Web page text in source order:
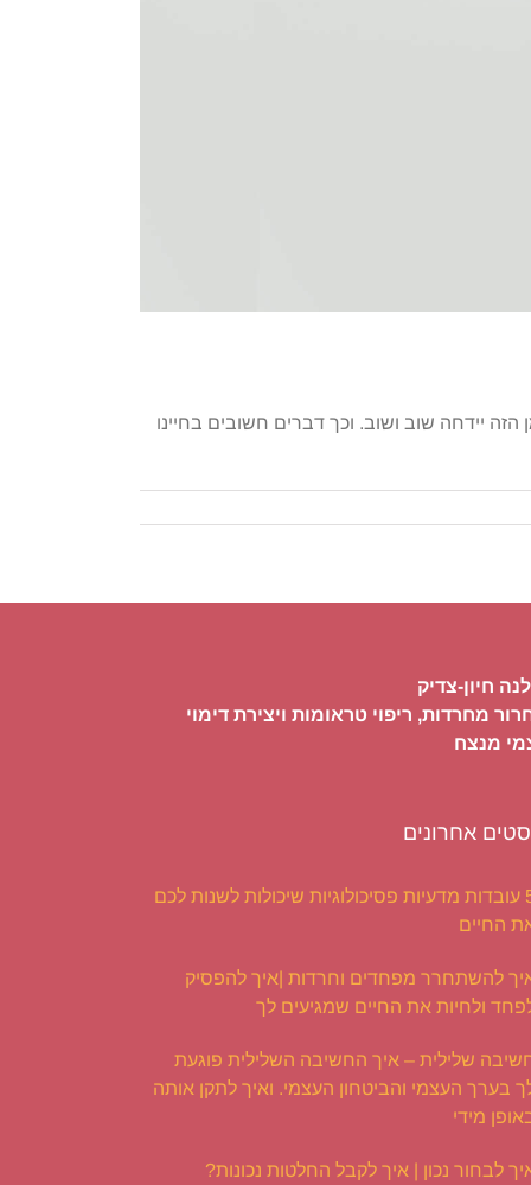
יידחה שוב ושוב. וכך דברים חשובים בחיינו
חיון-צדיק
מחרדות, ריפוי טראומות ויצירת דימוי
מנצח
אחרונים
5 עובדות מדעיות פסיכולוגיות שיכולות לשנות לכם
החיים
להשתחרר מפחדים וחרדות |איך להפסיק
ולחיות את החיים שמגיעים לך
שלילית – איך החשיבה השלילית פוגעת
בערך העצמי והביטחון העצמי. ואיך לתקן אותה
מידי
לבחור נכון | איך לקבל החלטות נכונות?